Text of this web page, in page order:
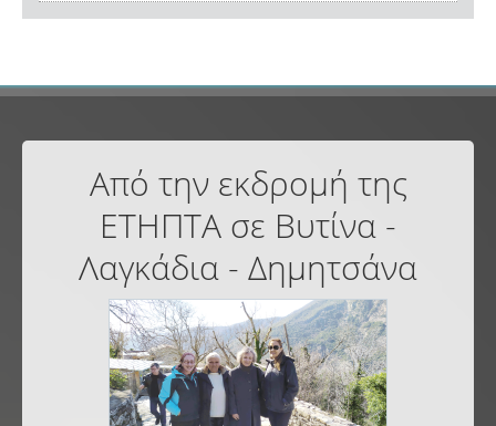
Από την εκδρομή της
ΕΤΗΠΤΑ σε Βυτίνα -
Λαγκάδια - Δημητσάνα